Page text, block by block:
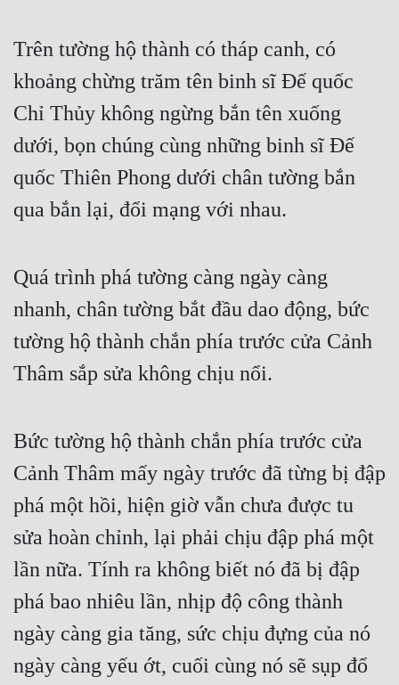
Trên tường hộ thành có tháp canh, có
khoảng chừng trăm tên binh sĩ Đế quốc
Chỉ Thủy không ngừng bắn tên xuống
dưới, bọn chúng cùng những binh sĩ Đế
quốc Thiên Phong dưới chân tường bắn
qua bắn lại, đổi mạng với nhau.
Quá trình phá tường càng ngày càng
nhanh, chân tường bắt đầu dao động, bức
tường hộ thành chắn phía trước cửa Cảnh
Thâm sắp sửa không chịu nổi.
Bức tường hộ thành chắn phía trước cửa
Cảnh Thâm mấy ngày trước đã từng bị đập
phá một hồi, hiện giờ vẫn chưa được tu
sửa hoàn chỉnh, lại phải chịu đập phá một
lần nữa. Tính ra không biết nó đã bị đập
phá bao nhiêu lần, nhịp độ công thành
ngày càng gia tăng, sức chịu đựng của nó
ngày càng yếu ớt, cuối cùng nó sẽ sụp đổ